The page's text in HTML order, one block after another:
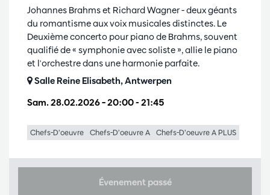
Sam. 28.02.2026– 20:00 - 21:45
Johannes Brahms et Richard Wagner - deux géants
du romantisme aux voix musicales distinctes. Le
Deuxième concerto pour piano de Brahms, souvent
qualifié de « symphonie avec soliste », allie le piano
et l'orchestre dans une harmonie parfaite.
Salle Reine Elisabeth, Antwerpen
Chefs-D’oeuvre Chefs-D’oeuvre A Chefs-D’oeuvre A PLUS
Évenement passé